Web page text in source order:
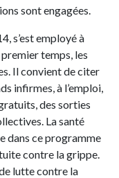
sont engagées.
s’est employé à
temps, les
Il convient de citer
infirmes, à l’emploi,
des sorties
La santé
dans ce programme
contre la grippe.
lutte contre la